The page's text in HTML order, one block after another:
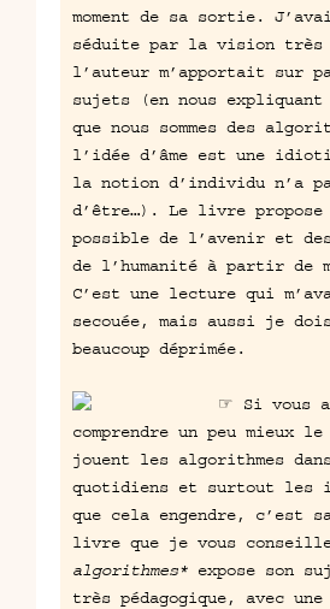
moment de sa sortie.
séduite par la vision très
l’auteur m’apportait sur
sujets (en nous expliquant
que nous sommes des
l’idée d’âme est une
la notion d’individu n’a
d’être…). Le livre propose
possible de l’avenir et
de l’humanité à partir de
C’est une lecture qui
secouée, mais aussi je
beaucoup déprimée.
☞ Si vous
comprendre un peu mieux
jouent les algorithmes
quotidiens et surtout les
que cela engendre, c’est
livre que je vous
algorithmes* expose son
très pédagogique, avec